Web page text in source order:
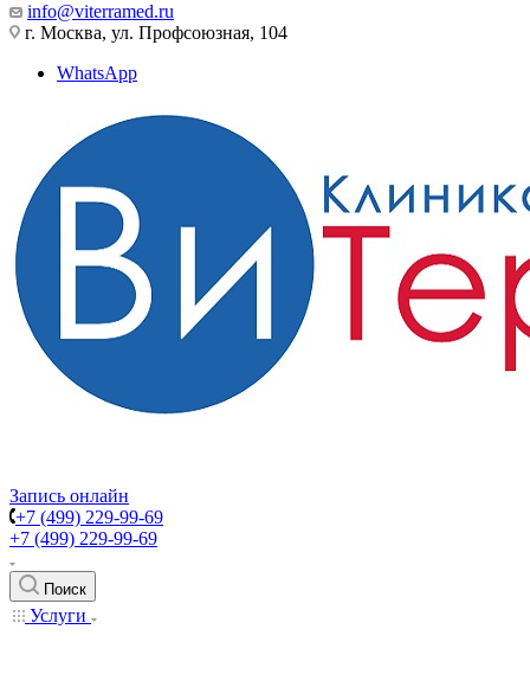
info@viterramed.ru
г. Москва, ул. Профсоюзная, 104
WhatsApp
Запись онлайн
+7 (499) 229-99-69
+7 (499) 229-99-69
Поиск
Услуги